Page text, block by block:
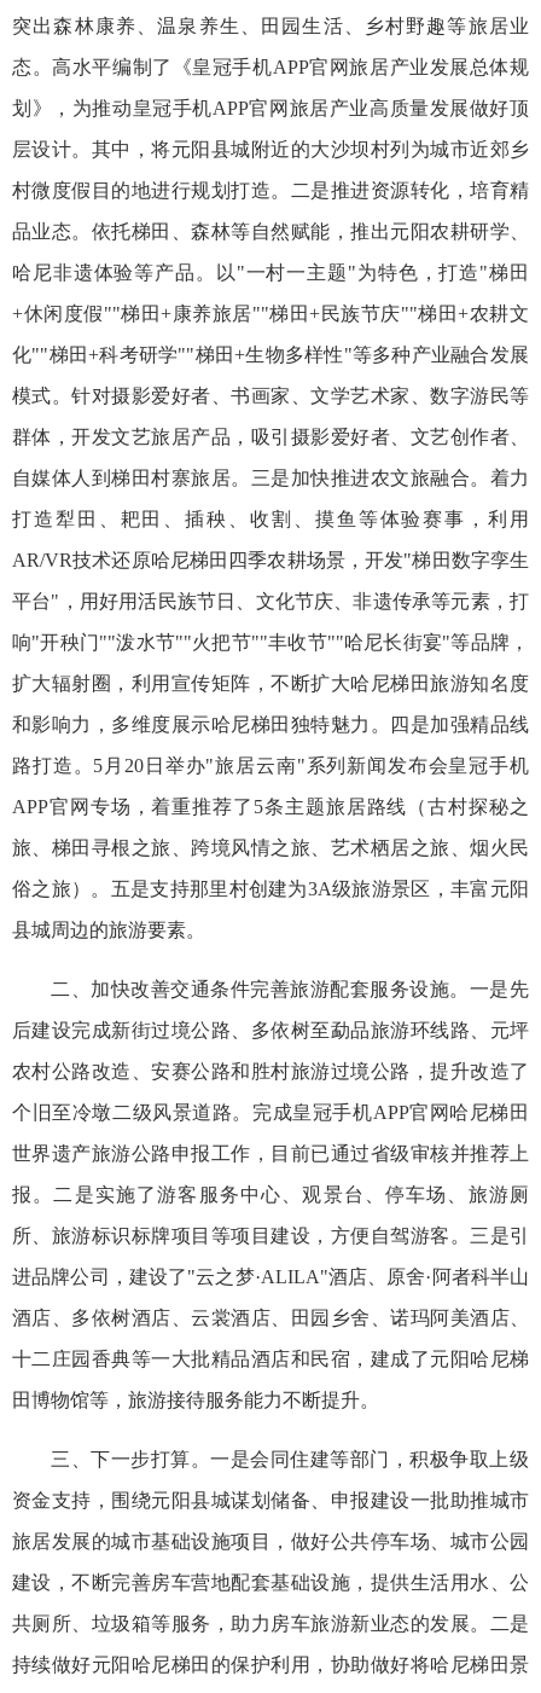
突出森林康养、温泉养生、田园生活、乡村野趣等旅居业
态。高水平编制了《皇冠手机APP官网旅居产业发展总体规
划》，为推动皇冠手机APP官网旅居产业高质量发展做好顶
层设计。其中，将元阳县城附近的大沙坝村列为城市近郊乡
村微度假目的地进行规划打造。二是推进资源转化，培育精
品业态。依托梯田、森林等自然赋能，推出元阳农耕研学、
哈尼非遗体验等产品。以"一村一主题"为特色，打造"梯田
+休闲度假""梯田+康养旅居""梯田+民族节庆""梯田+农耕文
化""梯田+科考研学""梯田+生物多样性"等多种产业融合发展
模式。针对摄影爱好者、书画家、文学艺术家、数字游民等
群体，开发文艺旅居产品，吸引摄影爱好者、文艺创作者、
自媒体人到梯田村寨旅居。三是加快推进农文旅融合。着力
打造犁田、耙田、插秧、收割、摸鱼等体验赛事，利用
AR/VR技术还原哈尼梯田四季农耕场景，开发"梯田数字孪生
平台"，用好用活民族节日、文化节庆、非遗传承等元素，打
响"开秧门""泼水节""火把节""丰收节""哈尼长街宴"等品牌，
扩大辐射圈，利用宣传矩阵，不断扩大哈尼梯田旅游知名度
和影响力，多维度展示哈尼梯田独特魅力。四是加强精品线
路打造。5月20日举办"旅居云南"系列新闻发布会皇冠手机
APP官网专场，着重推荐了5条主题旅居路线（古村探秘之
旅、梯田寻根之旅、跨境风情之旅、艺术栖居之旅、烟火民
俗之旅）。五是支持那里村创建为3A级旅游景区，丰富元阳
县城周边的旅游要素。
二、加快改善交通条件完善旅游配套服务设施。一是先
后建设完成新街过境公路、多依树至勐品旅游环线路、元坪
农村公路改造、安赛公路和胜村旅游过境公路，提升改造了
个旧至冷墩二级风景道路。完成皇冠手机APP官网哈尼梯田
世界遗产旅游公路申报工作，目前已通过省级审核并推荐上
报。二是实施了游客服务中心、观景台、停车场、旅游厕
所、旅游标识标牌项目等项目建设，方便自驾游客。三是引
进品牌公司，建设了"云之梦·ALILA"酒店、原舍·阿者科半山
酒店、多依树酒店、云裳酒店、田园乡舍、诺玛阿美酒店、
十二庄园香典等一大批精品酒店和民宿，建成了元阳哈尼梯
田博物馆等，旅游接待服务能力不断提升。
三、下一步打算。一是会同住建等部门，积极争取上级
资金支持，围绕元阳县城谋划储备、申报建设一批助推城市
旅居发展的城市基础设施项目，做好公共停车场、城市公园
建设，不断完善房车营地配套基础设施，提供生活用水、公
共厕所、垃圾箱等服务，助力房车旅游新业态的发展。二是
持续做好元阳哈尼梯田的保护利用，协助做好将哈尼梯田景